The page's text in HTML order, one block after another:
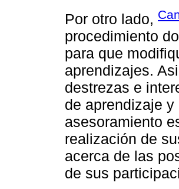
Por otro lado,
procedimiento
para que
aprendizajes.
destrezas e
de aprendizaje
asesoramiento
realización de
acerca de las
de sus